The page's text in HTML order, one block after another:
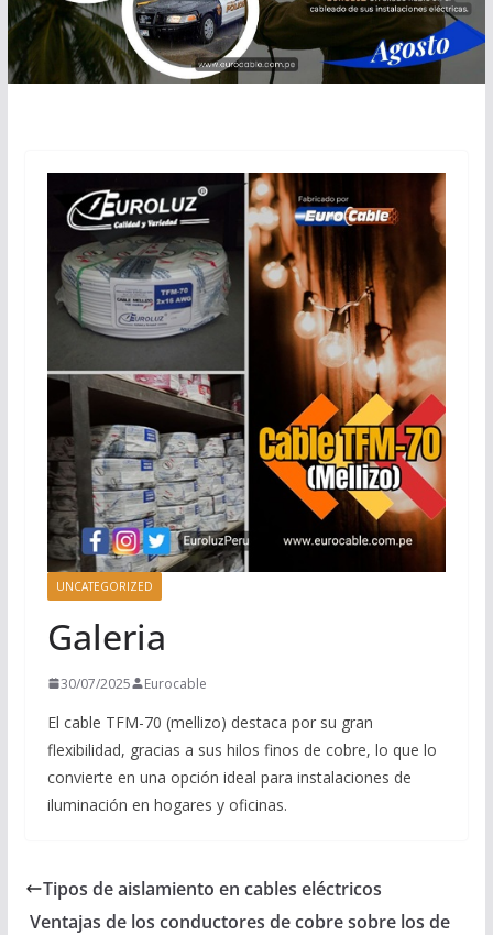
UNCATEGORIZED
Galeria
30/07/2025 Eurocable
El cable TFM-70 (mellizo) destaca por su gran
flexibilidad, gracias a sus hilos finos de cobre, lo que lo
convierte en una opción ideal para instalaciones de
iluminación en hogares y oficinas.
Tipos de aislamiento en cables eléctricos
Ventajas de los conductores de cobre sobre los de